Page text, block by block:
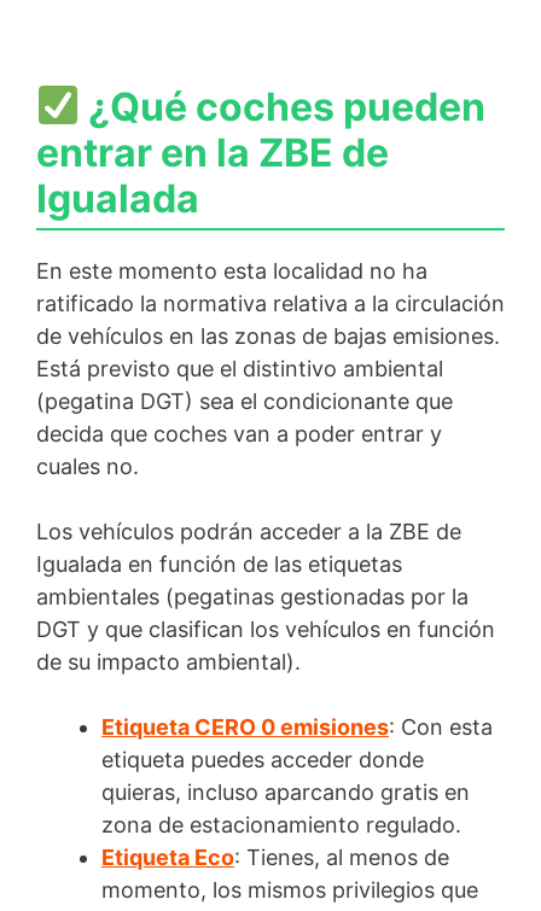
¿Qué coches pueden
entrar en la ZBE de
Igualada
En este momento esta localidad no ha
ratificado la normativa relativa a la circulación
de vehículos en las zonas de bajas emisiones.
Está previsto que el distintivo ambiental
(pegatina DGT) sea el condicionante que
decida que coches van a poder entrar y
cuales no.
Los vehículos podrán acceder a la ZBE de
Igualada en función de las etiquetas
ambientales (pegatinas gestionadas por la
DGT y que clasifican los vehículos en función
de su impacto ambiental).
Etiqueta CERO 0 emisiones: Con esta
etiqueta puedes acceder donde
quieras, incluso aparcando gratis en
zona de estacionamiento regulado.
Etiqueta Eco: Tienes, al menos de
momento, los mismos privilegios que